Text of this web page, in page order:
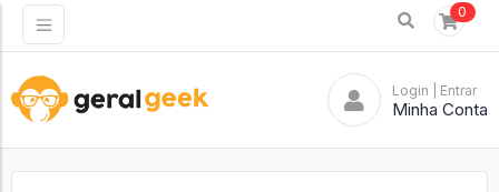
0
Login | Entrar
Minha Conta